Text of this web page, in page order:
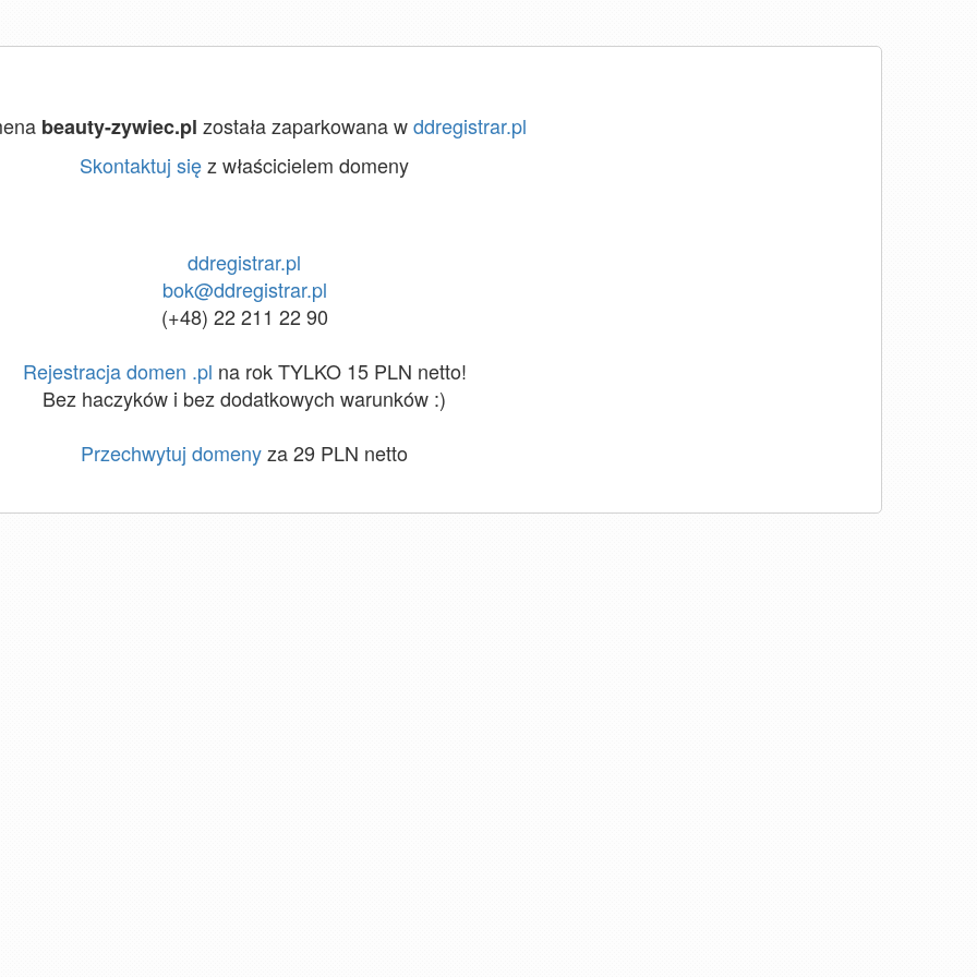
beauty-zywiec.pl została zaparkowana wddregistrar.pl
Skontaktuj sięz właścicielem domeny
ddregistrar.pl
bok@ddregistrar.pl
(+48) 22 211 22 90
Rejestracja domen .pl na rok TYLKO 15 PLN netto!
Bez haczyków i bez dodatkowych warunków :)
Przechwytuj domenyza 29 PLN netto